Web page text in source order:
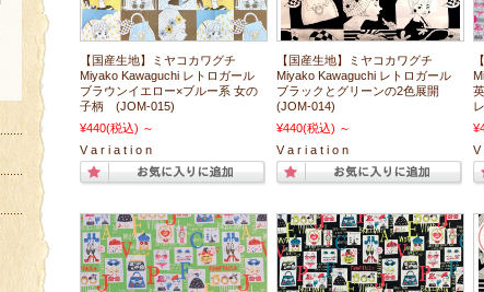
【国産生地】ミヤコカワグチ
Miyako Kawaguchi レトロガール
ブラウンイエロー×ブルー系 女の
子柄 (JOM-015)
¥440(税込) ～
V a r i a t i o n
【国産生地】ミヤコカワグチ
Miyako Kawaguchi レトロガール
ブラックとグリーンの2色展開
(JOM-014)
¥440(税込) ～
V a r i a t i o n
V